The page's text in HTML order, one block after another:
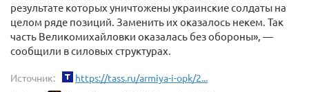
результате которых уничтожены украинские солдаты на
целом ряде позиций. Заменить их оказалось некем. Так
часть Великомихайловки оказалась без обороны», —
сообщили в силовых структурах.
Источник: https://tass.ru/armiya-i-opk/2...